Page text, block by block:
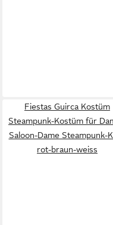
Fiestas Guirca Kostüm
Steampunk-Kostüm für
Saloon-Dame Steampunk-
rot-braun-weiss